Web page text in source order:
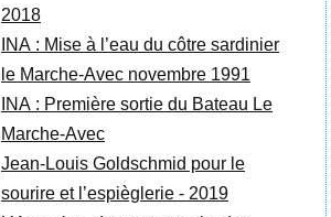
2018
INA : Mise à l’eau du côtre sardinier
le Marche-Avec novembre 1991
INA : Première sortie du Bateau Le
Marche-Avec
Jean-Louis Goldschmid pour le
sourire et l’espièglerie - 2019